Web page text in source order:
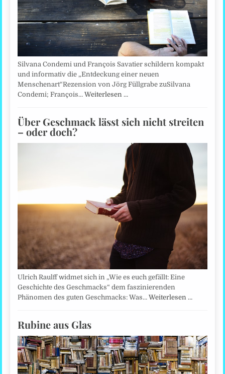
Silvana Condemi und François Savatier schildern kompakt
und informativ die „Entdeckung einer neuen
Menschenart“Rezension von Jörg Füllgrabe zuSilvana
Condemi; François…Weiterlesen …
Über Geschmack lässt sich nicht streiten
– oder doch?
Ulrich Raulff widmet sich in „Wie es euch gefällt: Eine
Geschichte des Geschmacks“ dem faszinierenden
Phänomen des guten Geschmacks: Was…Weiterlesen …
Rubine aus Glas